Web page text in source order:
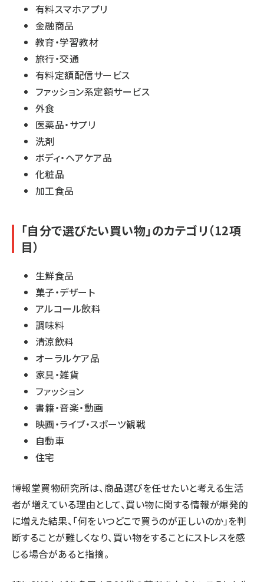
有料スマホアプリ
金融商品
教育・学習教材
旅行・交通
有料定額配信サービス
ファッション系定額サービス
外食
医薬品・サプリ
洗剤
ボディ・ヘアケア品
化粧品
加工食品
「自分で選びたい買い物」のカテゴリ（12項
目）
生鮮食品
菓子・デザート
アルコール飲料
調味料
清涼飲料
オーラルケア品
家具・雑貨
ファッション
書籍・音楽・動画
映画・ライブ・スポーツ観戦
自動車
住宅
博報堂買物研究所は、商品選びを任せたいと考える生活
者が増えている理由として、買い物に関する情報が爆発的
に増えた結果、「何をいつどこで買うのが正しいのか」を判
断することが難しくなり、買い物をすることにストレスを感
じる場合があると指摘。